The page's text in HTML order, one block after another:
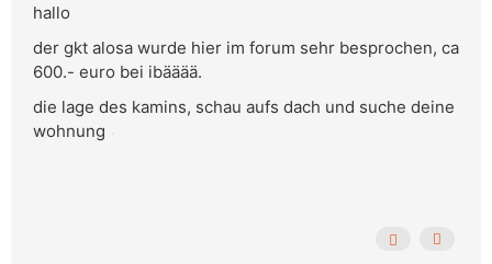
hallo
der gkt alosa wurde hier im forum sehr besprochen, ca
600.- euro bei ibääää.
die lage des kamins, schau aufs dach und suche deine
wohnung